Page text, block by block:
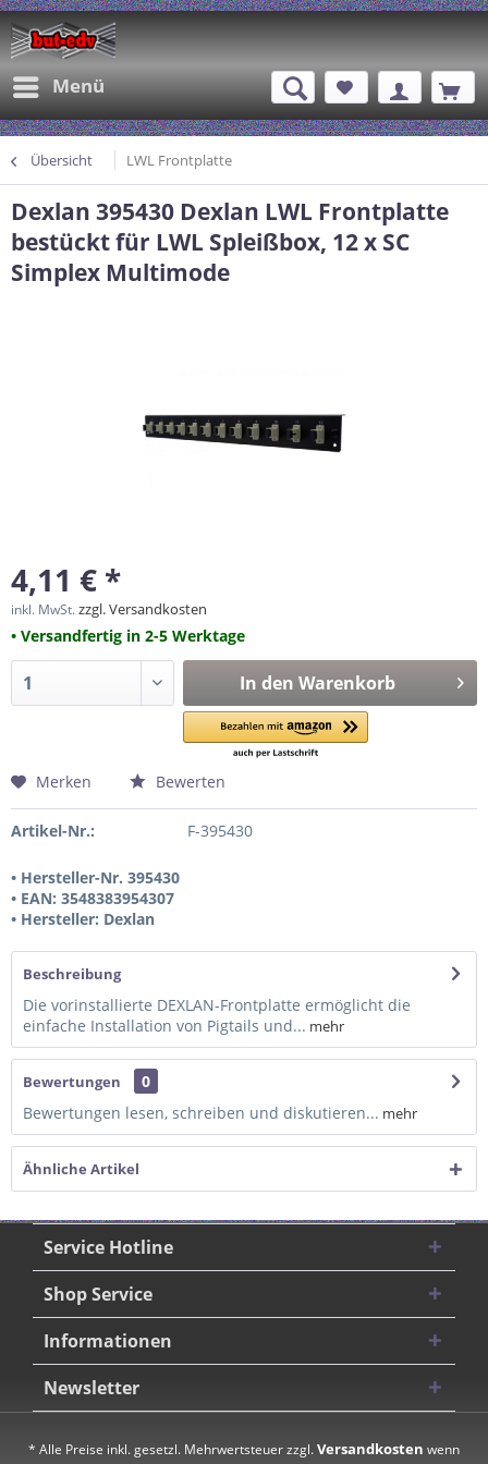
Menü
Übersicht LWL Frontplatte
Dexlan 395430 Dexlan LWL Frontplatte
bestückt für LWL Spleißbox, 12 x SC
Simplex Multimode
4,11 € *
inkl. MwSt.zzgl. Versandkosten
• Versandfertig in 2-5 Werktage
In den Warenkorb
Merken Bewerten
Artikel-Nr.: F-395430
• Hersteller-Nr. 395430
• EAN: 3548383954307
• Hersteller: Dexlan
Beschreibung
Die vorinstallierte DEXLAN-Frontplatte ermöglicht die
einfache Installation von Pigtails und... mehr
Bewertungen
0
Bewertungen lesen, schreiben und diskutieren... mehr
Ähnliche Artikel
Service Hotline
Shop Service
Informationen
Newsletter
* Alle Preise inkl. gesetzl. Mehrwertsteuer zzgl.Versandkosten wenn